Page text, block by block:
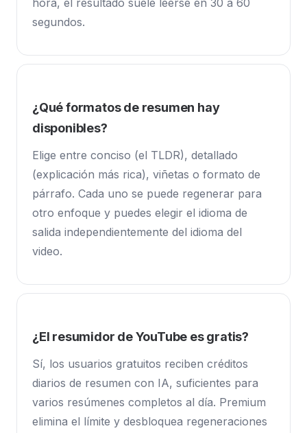
hora, el resultado suele leerse en 30 a 60
segundos.
¿Qué formatos de resumen hay
disponibles?
Elige entre conciso (el TLDR), detallado
(explicación más rica), viñetas o formato de
párrafo. Cada uno se puede regenerar para
otro enfoque y puedes elegir el idioma de
salida independientemente del idioma del
video.
¿El resumidor de YouTube es gratis?
Sí, los usuarios gratuitos reciben créditos
diarios de resumen con IA, suficientes para
varios resúmenes completos al día. Premium
elimina el límite y desbloquea regeneraciones